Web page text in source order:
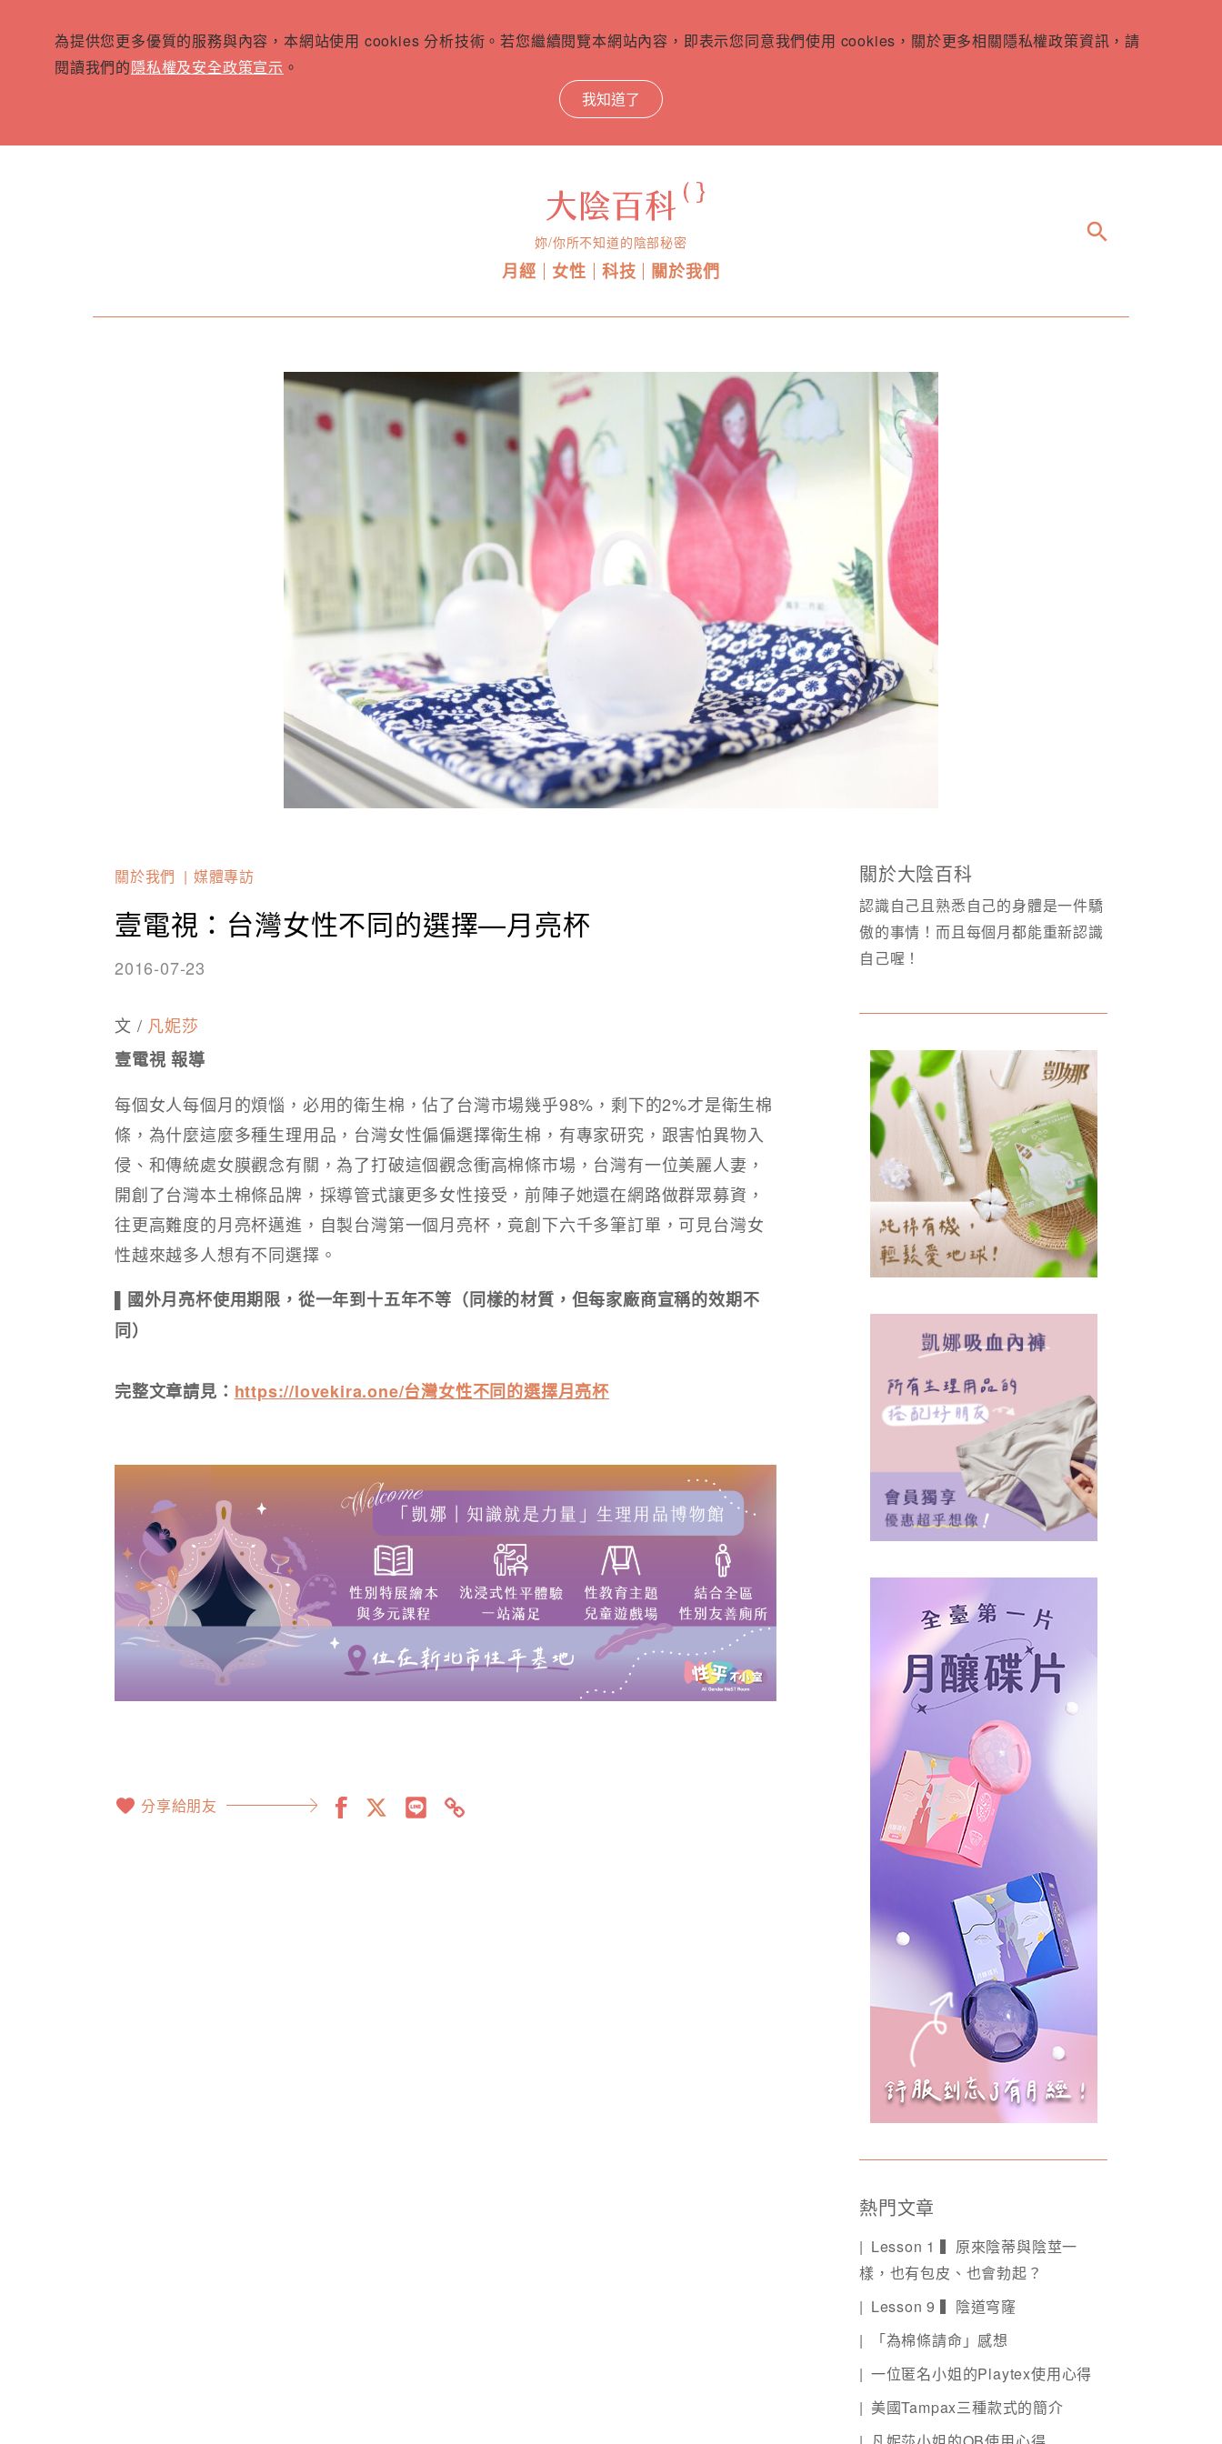
為提供您更多優質的服務與內容，本網站使用 cookies 分析技術。若您繼續閱覽本網站內容，即表示您同意我們使用 cookies，關於更多相關隱私權政策資訊，請
閱讀我們的隱私權及安全政策宣示 。
我知道了
妳/你所不知道的陰部秘密
月經 女性 科技 關於我們
search
關於我們 媒體專訪
壹電視：台灣女性不同的選擇—月亮杯
2016-07-23
文 / 凡妮莎
壹電視 報導
每個女人每個月的煩惱，必用的衛生棉，佔了台灣市場幾乎98%，剩下的2%才是衛生棉
條，為什麼這麼多種生理用品，台灣女性偏偏選擇衛生棉，有專家研究，跟害怕異物入
侵、和傳統處女膜觀念有關，為了打破這個觀念衝高棉條市場，台灣有一位美麗人妻，
開創了台灣本土棉條品牌，採導管式讓更多女性接受，前陣子她還在網路做群眾募資，
往更高難度的月亮杯邁進，自製台灣第一個月亮杯，竟創下六千多筆訂單，可見台灣女
性越來越多人想有不同選擇。
▌國外月亮杯使用期限，從一年到十五年不等（同樣的材質，但每家廠商宣稱的效期不
同）
完整文章請見： https://lovekira.one/台灣女性不同的選擇月亮杯
分享給朋友
關於大陰百科
認識自己且熟悉自己的身體是一件驕
傲的事情！而且每個月都能重新認識
自己喔！
熱門文章
Lesson 1 ▍原來陰蒂與陰莖一
樣，也有包皮、也會勃起？
Lesson 9 ▍陰道穹窿
「為棉條請命」感想
一位匿名小姐的Playtex使用心得
美國Tampax三種款式的簡介